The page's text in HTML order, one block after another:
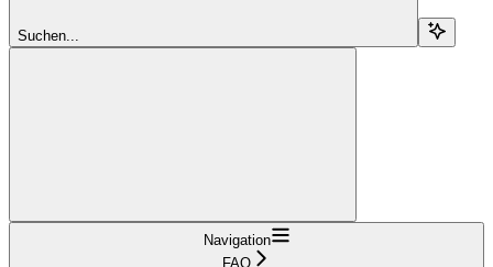
Suchen...
Navigation
FAQ